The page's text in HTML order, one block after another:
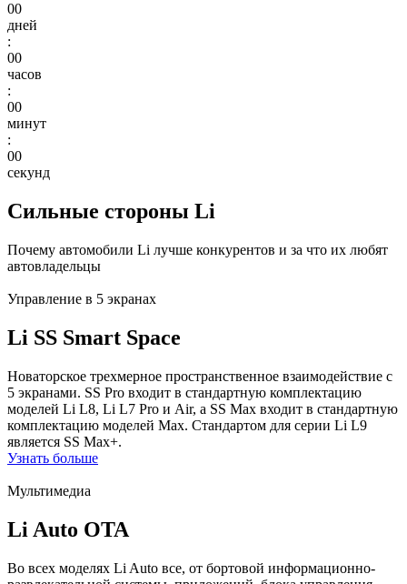
00
дней
:
00
часов
:
00
минут
:
00
секунд
Сильные стороны Li
Почему автомобили Li лучше конкурентов и за что их любят
автовладельцы
Управление в 5 экранах
Li SS Smart Space
Новаторское трехмерное пространственное взаимодействие с
5 экранами. SS Pro входит в стандартную комплектацию
моделей Li L8, Li L7 Pro и Air, а SS Max входит в стандартную
комплектацию моделей Max. Стандартом для серии Li L9
является SS Max+.
Узнать больше
Мультимедиа
Li Auto OTA
Во всех моделях Li Auto все, от бортовой информационно-